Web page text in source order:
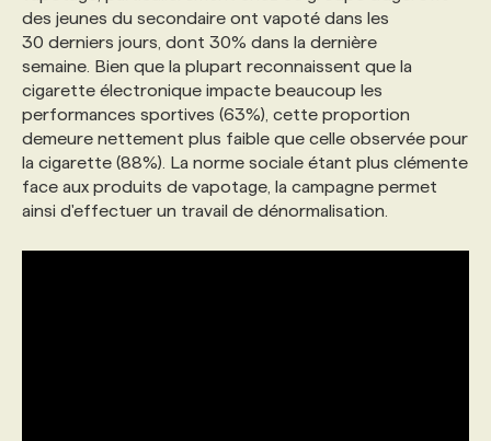
des jeunes du secondaire ont vapoté dans les
30 derniers jours, dont 30% dans la dernière
semaine. Bien que la plupart reconnaissent que la
cigarette électronique impacte beaucoup les
performances sportives (63%), cette proportion
demeure nettement plus faible que celle observée pour
la cigarette (88%). La norme sociale étant plus clémente
face aux produits de vapotage, la campagne permet
ainsi d'effectuer un travail de dénormalisation.